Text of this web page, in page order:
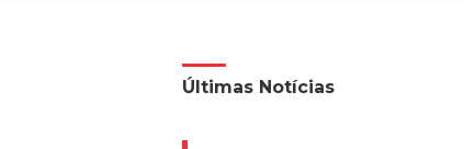
Últimas Notícias